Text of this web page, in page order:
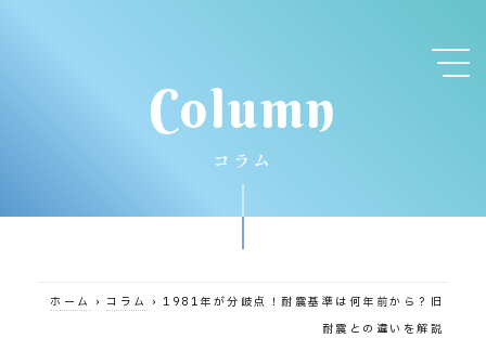
Column
コラム
ホーム › コラム › 1981年が分岐点！耐震基準は何年前から？旧
耐震との違いを解説